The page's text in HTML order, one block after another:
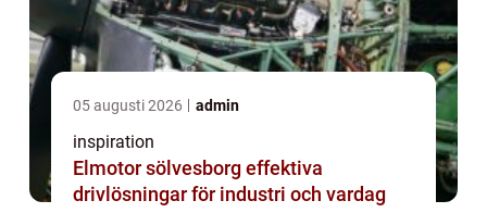
05 augusti 2026 admin
inspiration
Elmotor sölvesborg effektiva
drivlösningar för industri och vardag